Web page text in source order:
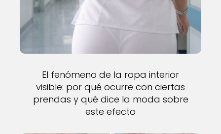
El fenómeno de la ropa interior
visible: por qué ocurre con ciertas
prendas y qué dice la moda sobre
este efecto